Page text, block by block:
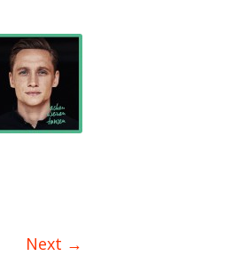
Next →